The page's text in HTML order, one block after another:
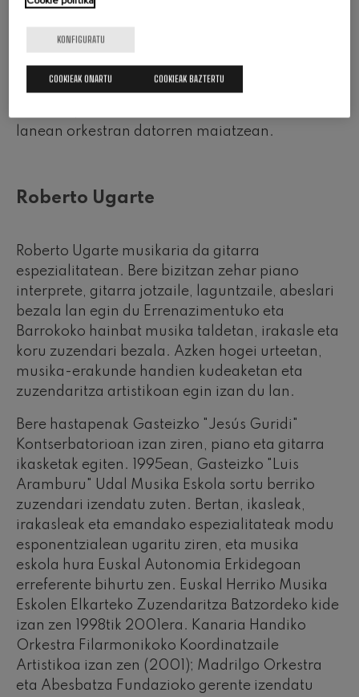
jarraitzen duela izaten kontzertuetan abonatu
Gobernu Kontseiluak izendapena onartu
lanean orkestran datorren maiatzean.
Roberto Ugarte
Roberto Ugarte musikaria da gitarra
espezialitatean. Bere bizitzan zehar piano
interprete, gitarra jotzaile, laguntzaile, abeslari
bezala lan egin du Errenazimentuko eta
Barrokoko hainbat musika taldetan, irakasle eta
koru zuzendari bezala. Azken hogei urteetan,
musika-erakunde handien kudeaketan eta
zuzendaritza artistikoan egin izan du lan.
Bere hastapenak Gasteizko "Jesús Guridi"
Kontserbatorioan izan ziren, piano eta gitarra
ikasketak egiten. 1995ean, Gasteizko "Luis
Aramburu" Udal Musika Eskola sortu berriko
zuzendari izendatu zuten. Bertan, ikasleak,
irakasleak eta emandako espezialitateak modu
esponentzialean ugaritu ziren, eta musika
eskola hura Euskal Autonomia Erkidegoan
erreferente bihurtu zen. Euskal Herriko Musika
Eskolen Elkarteko Zuzendaritza Batzordeko kide
izan zen 1998tik 2001era. Kanaria Handiko
Orkestra Filarmonikoko Koordinatzaile
Artistikoa izan zen (2001); Madrilgo Orkestra
eta Abesbatza Fundazioko gerente izendatu
KONFIGURATU
COOKIEAK BAZTERTU
COOKIEAK ONARTU